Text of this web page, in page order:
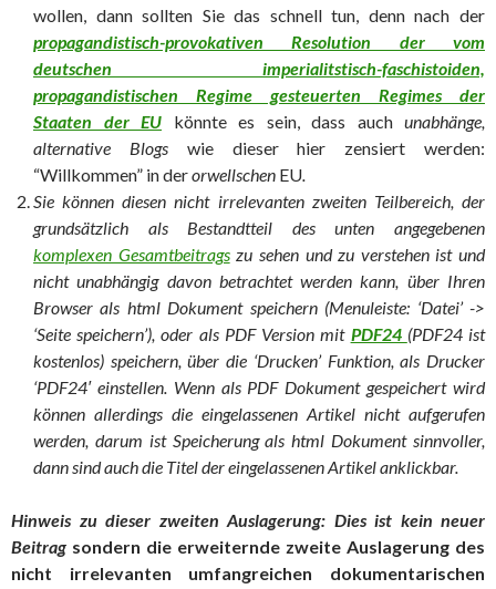
wollen, dann sollten Sie das schnell tun, denn nach der
propagandistisch-provokativen Resolution der vom
deutschen imperialitstisch-faschistoiden,
propagandistischen Regime gesteuerten Regimes der
Staaten der EU könnte es sein, dass auch unabhänge,
alternative Blogswie dieser hier zensiert werden:
“Willkommen” in derorwellschen EU.
Sie können diesen nicht irrelevanten zweiten Teilbereich, der
grundsätzlich als Bestandtteil des unten angegebenen
komplexen Gesamtbeitragszu sehen und zu verstehen ist und
nicht unabhängig davon betrachtet werden kann, über Ihren
Browser als html Dokument speichern (Menuleiste: ‘Datei’ ->
‘Seite speichern’), oder als PDF Version mit PDF24 (PDF24 ist
kostenlos) speichern, über die ‘Drucken’ Funktion, als Drucker
‘PDF24′ einstellen. Wenn als PDF Dokument gespeichert wird
können allerdings die eingelassenen Artikel nicht aufgerufen
werden, darum ist Speicherung als html Dokument sinnvoller,
dann sind auch die Titel der eingelassenen Artikel anklickbar.
Hinweis zu dieser zweiten Auslagerung: Dies ist kein neuer
Beitrag sondern die erweiternde zweite Auslagerung des
nicht irrelevanten umfangreichen dokumentarischen